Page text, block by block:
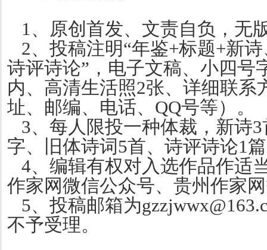
1、原创首发、文责自负，无
2、投稿注明“年鉴+标题+新
诗评诗论”，电子文稿、小四号
内、高清生活照2张、详细联系
址、邮编、电话、QQ号等）。
3、每人限投一种体裁，新诗
字、旧体诗词5首、诗评诗论1
4、编辑有权对入选作品作适
作家网微信公众号、贵州作家
5、投稿邮箱为
不予受理。